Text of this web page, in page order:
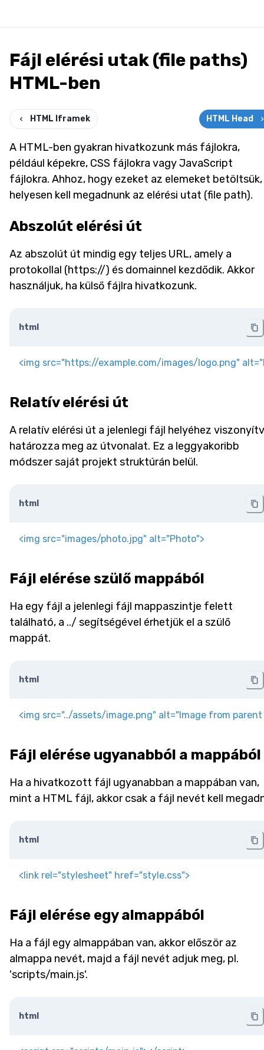
Fájl elérési utak (file paths)
HTML-ben
HTML Iframek HTML Head
A HTML-ben gyakran hivatkozunk más fájlokra,
például képekre, CSS fájlokra vagy JavaScript
fájlokra. Ahhoz, hogy ezeket az elemeket betöltsük,
helyesen kell megadnunk az elérési utat (file path).
Abszolút elérési út
Az abszolút út mindig egy teljes URL, amely a
protokollal (https://) és domainnel kezdődik. Akkor
használjuk, ha külső fájlra hivatkozunk.
html
<img src="https://example.com/images/logo.png" alt="
Relatív elérési út
A relatív elérési út a jelenlegi fájl helyéhez
határozza meg az útvonalat. Ez a leggyakoribb
módszer saját projekt struktúrán belül.
html
<img src="images/photo.jpg" alt="Photo">
Fájl elérése szülő mappából
Ha egy fájl a jelenlegi fájl mappaszintje felett
található, a ../ segítségével érhetjük el a szülő
mappát.
html
<img src="../assets/image.png" alt=" Image from
Fájl elérése ugyanabból a mappából
Ha a hivatkozott fájl ugyanabban a mappában van,
mint a HTML fájl, akkor csak a fájl nevét kell
html
< link rel ="stylesheet" href="style.css">
Fájl elérése egy almappából
Ha a fájl egy almappában van, akkor először az
almappa nevét, majd a fájl nevét adjuk meg, pl.
'scripts/main.js'.
html